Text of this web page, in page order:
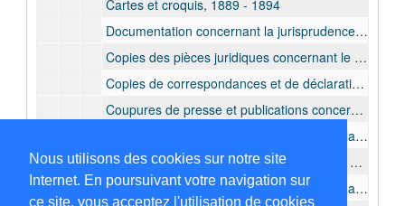
Nous utilisons des cookies sur notre site
Internet. En poursuivant votre navigation sur
ce site, vous acceptez l'utilisation de cookies
Cartes et croquis, 1889 - 1894
Documentation concernant la jurisprudence sur l'omission délibérée par des historiens, 1937 - 1951
Copies des pièces juridiques concernant le procès de Henry contre Moulaert, 1952 mars
Copies de correspondances et de déclarations témoignant la découverte des gisements aurifères de Kilo par Henry, 1926 - 1952
Coupures de presse et publications concernant les archives de l' EIC et le MRAC et la polémique concernant la découverte de l'or à Kilo, 1934 - 1951
Documents relatifs à la polémique depuis la parution de l'ouvrage de Georges Moulaert, 1951 - 1952
Dossier provenant de l'avocat Henri Rolin, contenant des cartes du Congo Belge, 1894 - 1910
Extraits des notices, copies de correspondance et articles sur sur les gisements aurifères, 1905 - 1957